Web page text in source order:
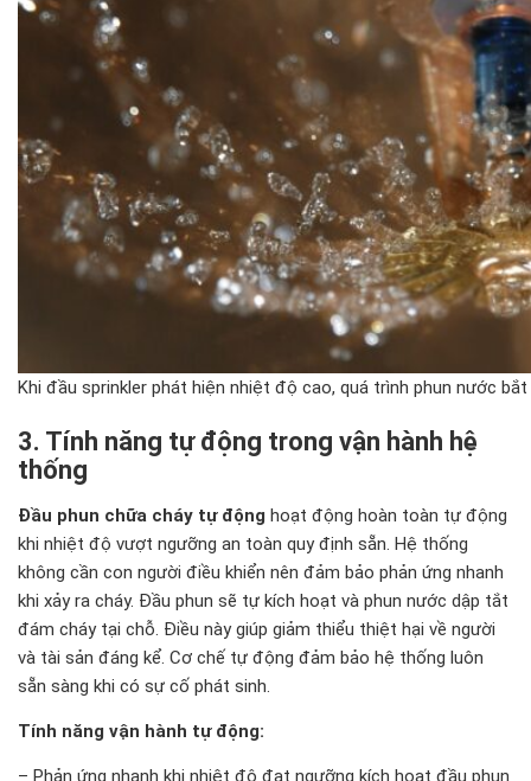
Khi đầu sprinkler phát hiện nhiệt độ cao, quá trình phun nước
3. Tính năng tự động trong vận hành hệ
thống
Đầu phun chữa cháy tự động hoạt động hoàn toàn tự động
khi nhiệt độ vượt ngưỡng an toàn quy định sẵn. Hệ thống
không cần con người điều khiển nên đảm bảo phản ứng nhanh
khi xảy ra cháy. Đầu phun sẽ tự kích hoạt và phun nước dập tắt
đám cháy tại chỗ. Điều này giúp giảm thiểu thiệt hại về người
và tài sản đáng kể. Cơ chế tự động đảm bảo hệ thống luôn
sẵn sàng khi có sự cố phát sinh.
Tính năng vận hành tự động:
– Phản ứng nhanh khi nhiệt độ đạt ngưỡng kích hoạt đầu phun